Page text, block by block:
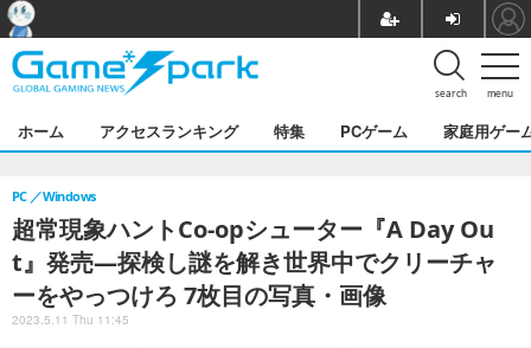
menu
search
ホーム アクセスランキング 特集 PCゲーム 家庭用ゲー
超常現象ハントCo-opシューター『A Day Ou
t』発売―探検し謎を解き世界中でクリーチャ
ーをやっつけろ 7枚目の写真・画像
PC Windows
2023.5.11 Thu 11:45